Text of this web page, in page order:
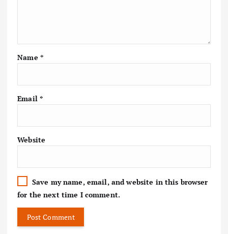
Name *
Email *
Website
Save my name, email, and website in this browser
for the next time I comment.